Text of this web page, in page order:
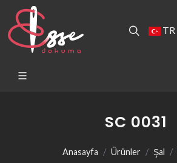
TR
SC 0031
Anasayfa Ürünler Şal